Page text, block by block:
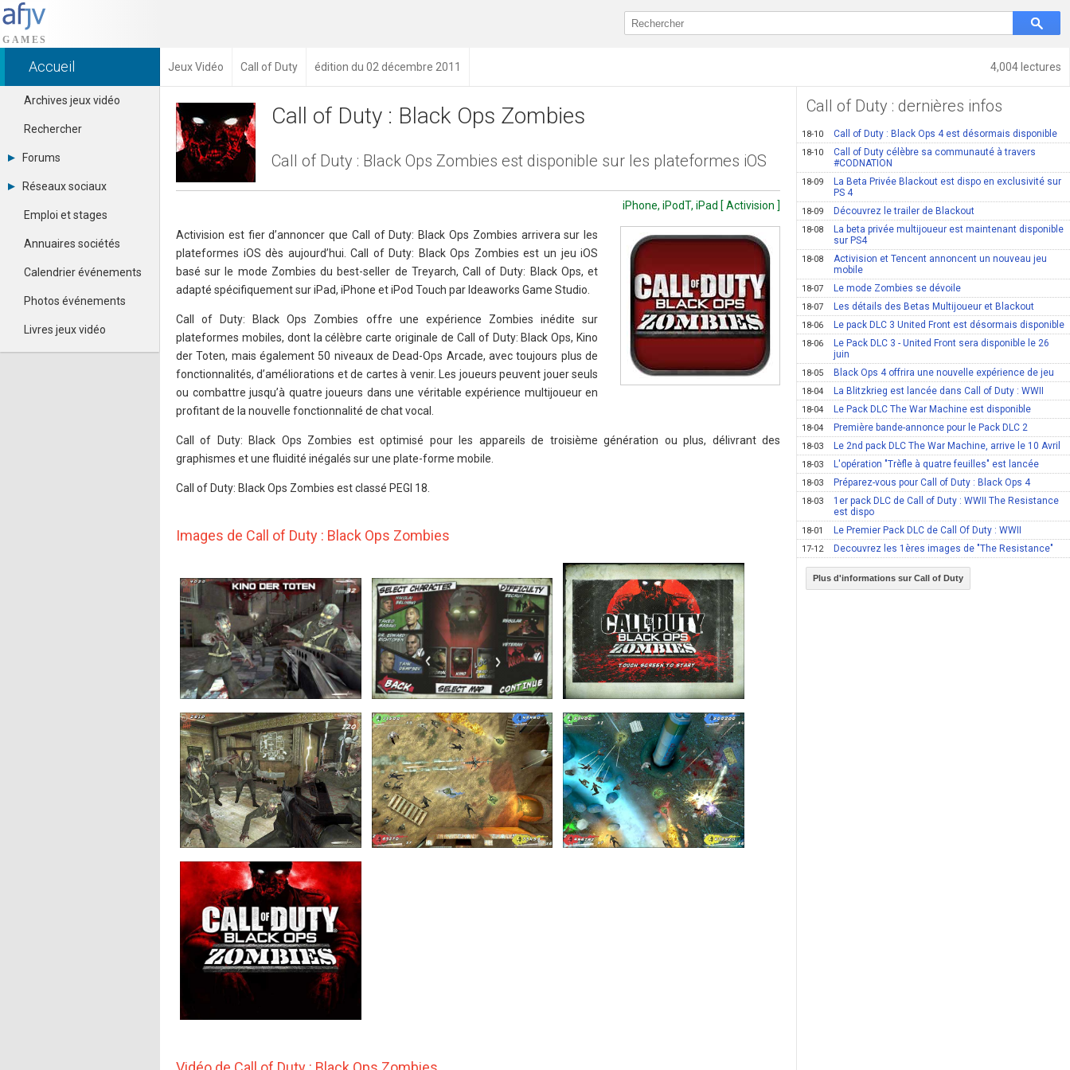
4,004 lectures
Accueil Jeux Vidéo Call of Duty édition du 02 décembre 2011
Archives jeux vidéo
Rechercher
Forums
Tous les forums
Se connecter
Contacter un modérateur
Réseaux sociaux
Dailymotion
Facebook
Google+
Pinterest
Youtube
Emploi et stages
Annuaires sociétés
Calendrier événements
Photos événements
Livres jeux vidéo
Call of Duty : Black Ops Zombies
Call of Duty : Black Ops Zombies est disponible sur les plateformes iOS
iPhone, iPodT, iPad [ Activision ]
Activision est fier d’annoncer que Call of Duty: Black Ops Zombies arrivera sur les
plateformes iOS dès aujourd’hui. Call of Duty: Black Ops Zombies est un jeu iOS
basé sur le mode Zombies du best-seller de Treyarch, Call of Duty: Black Ops, et
adapté spécifiquement sur iPad, iPhone et iPod Touch par Ideaworks Game Studio.
Call of Duty: Black Ops Zombies offre une expérience Zombies inédite sur
plateformes mobiles, dont la célèbre carte originale de Call of Duty: Black Ops, Kino
der Toten, mais également 50 niveaux de Dead-Ops Arcade, avec toujours plus de
fonctionnalités, d’améliorations et de cartes à venir. Les joueurs peuvent jouer seuls
ou combattre jusqu’à quatre joueurs dans une véritable expérience multijoueur en
profitant de la nouvelle fonctionnalité de chat vocal.
Call of Duty: Black Ops Zombies est optimisé pour les appareils de troisième génération ou plus, délivrant des
graphismes et une fluidité inégalés sur une plate-forme mobile.
Call of Duty: Black Ops Zombies est classé PEGI 18.
Images de Call of Duty : Black Ops Zombies
Call of Duty : dernières infos
18-10 Call of Duty : Black Ops 4 est désormais disponible
18-10
Call of Duty célèbre sa communauté à travers
#CODNATION
18-09
La Beta Privée Blackout est dispo en exclusivité sur
PS 4
18-09 Découvrez le trailer de Blackout
18-08
La beta privée multijoueur est maintenant disponible
sur PS4
18-08
Activision et Tencent annoncent un nouveau jeu
mobile
18-07 Le mode Zombies se dévoile
18-07 Les détails des Betas Multijoueur et Blackout
18-06 Le pack DLC 3 United Front est désormais disponible
18-06
Le Pack DLC 3 - United Front sera disponible le 26
juin
18-05 Black Ops 4 offrira une nouvelle expérience de jeu
18-04 La Blitzkrieg est lancée dans Call of Duty : WWII
18-04 Le Pack DLC The War Machine est disponible
18-04 Première bande-annonce pour le Pack DLC 2
18-03 Le 2nd pack DLC The War Machine, arrive le 10 Avril
18-03 L'opération "Trèfle à quatre feuilles" est lancée
18-03 Préparez-vous pour Call of Duty : Black Ops 4
18-03
1er pack DLC de Call of Duty : WWII The Resistance
est dispo
18-01 Le Premier Pack DLC de Call Of Duty : WWII
17-12 Decouvrez les 1ères images de "The Resistance"
Plus d'informations sur Call of Duty